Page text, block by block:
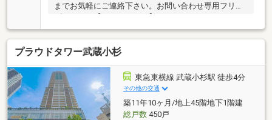
までお気軽にご連絡下さい。お問い合わせ専用フリー
プラウドタワー武蔵小杉
東急東横線 武蔵小杉駅 徒歩4分
その他の交通
築11年10ヶ月/地上45階地下1階建
総戸数450戸